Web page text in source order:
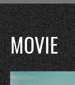
MOVIE